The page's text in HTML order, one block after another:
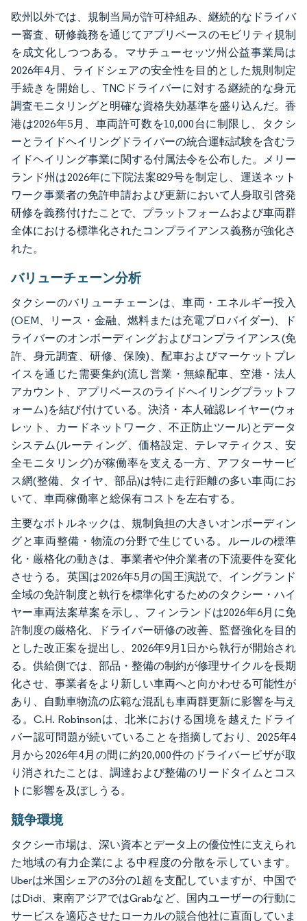
欧州以外では、規制当局が許可枠組み、継続的なドライバ
ー審査、研修義務を通じてアプリベースのモビリティ規制
を成文化しつつある。マサチューセッツ州公益事業局は
2026年4月、ライドシェアの安全性を目的とした規則制定
手続きを開始し、TNCドライバーに対する継続的な身元
調査モニタリングと明確な資格失効基準を盛り込んだ。香
港は2026年5月、車両許可数を10,000台に制限し、タクシ
ーとライドヘイリングドライバーの統合運転試験を含むラ
イドヘイリング事業に関する付属法令を公布した。メリー
ランド州は2026年に下院法案829号を制定し、運送ネット
ワーク事業者の免許申請および更新において人身取引啓発
研修を義務付けたことで、プラットフォームおよび車両群
全体における標準化されたコンプライアンス義務が強化さ
れた。
バリューチェーン分析
タクシーのバリューチェーンは、車両・エネルギー投入
(OEM、リース・金融、燃料または充電プロバイダー)、ド
ライバーのオンボーディングおよびコンプライアンス(免
許、身元調査、研修、保険)、配車およびマーケットプレ
イスを通じた需要集約(流し営業・無線配車、空港・法人
アカウント、アプリベースのライドヘイリングプラットフ
ォーム)を結び付けている。決済・本人確認レイヤー(ウォ
レット、カードネットワーク、不正防止ツール)とデータ
システム(ルーティング、価格設定、テレマティクス、安
全モニタリング)が稼働率を支える一方、アフターサービ
ス網(整備、タイヤ、部品)は特に走行距離の多い車両にお
いて、車両稼働率と総保有コストを左右する。
主要なボトルネックは、規制負担の大きいオンボーディン
グと車両整備・物流の分野で生じている。ルールの標準
化・厳格化の動きは、事業者や仲介業者の下流要件を変化
させうる。英国は2026年5月の国王演説で、イングランド
全域の免許制度と執行を標準化するためのタクシー・ハイ
ヤー車両法案草案を示し、フィンランドは2026年6月に免
許制度の厳格化、ドライバー研修の改善、監督強化を目的
とした改正案を提出し、2026年9月1日から執行が開始され
る。供給側では、部品・整備の制約が修理サイクルを長期
化させ、事業者をより新しい車両へと向かわせる可能性が
あり、自動車物流の広範な混乱も車両群更新に影響を与え
る。C.H. Robinsonは、北米における国境を越えたドライ
バー認可問題が続いていることを指摘しており、2025年4
月から2026年4月の間に約20,000件のドライバービザが取
り消されたことは、調達および整備のリードタイムとコス
トに影響を及ぼしうる。
競争環境
タクシー市場は、深い資本とデータ上の優位性に支えられ
た地域の有力企業による中程度の分散を示しています。
Uberは米国シェアの3分の1超を支配していますが、中国で
はDidi、東南アジアではGrabなど、国内ユーザーの行動に
サービスを適応させたローカルの競合他社に直面していま